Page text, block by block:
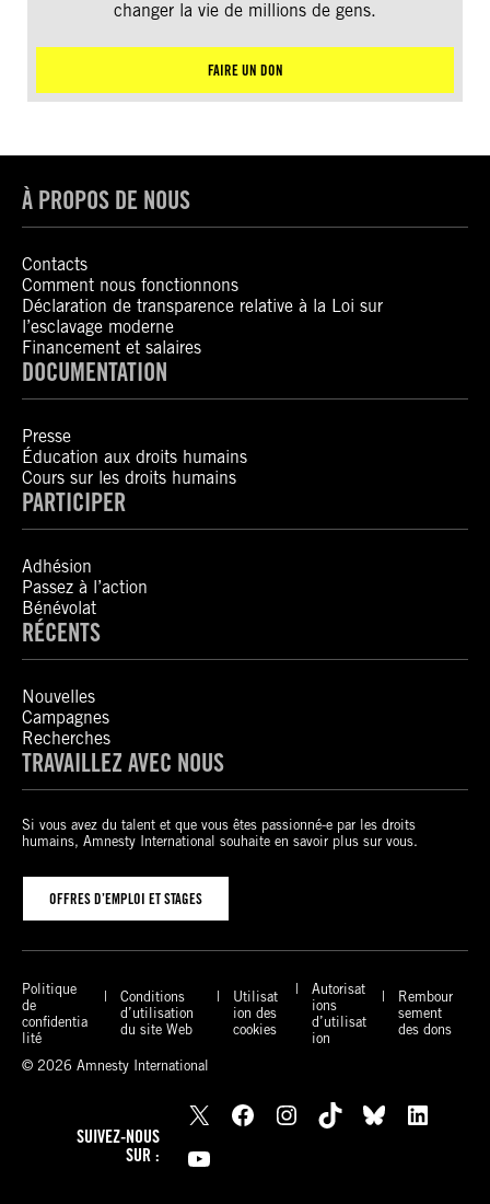
changer la vie de millions de gens.
FAIRE UN DON
À PROPOS DE NOUS
Contacts
Comment nous fonctionnons
Déclaration de transparence relative à la Loi sur
l’esclavage moderne
Financement et salaires
DOCUMENTATION
Presse
Éducation aux droits humains
Cours sur les droits humains
PARTICIPER
Adhésion
Passez à l’action
Bénévolat
RÉCENTS
Nouvelles
Campagnes
Recherches
TRAVAILLEZ AVEC NOUS
Si vous avez du talent et que vous êtes passionné-e par les droits
humains, Amnesty International souhaite en savoir plus sur vous.
OFFRES D’EMPLOI ET STAGES
Politique
de
confidentia
lité
Conditions
d’utilisation
du site Web
Utilisat
ion des
cookies
Autorisat
ions
d’utilisat
ion
Rembour
sement
des dons
© 2026 Amnesty International
SUIVEZ-NOUS
SUR :
X Facebook Instagram TikTok Bluesky
LinkedIn
YouTube